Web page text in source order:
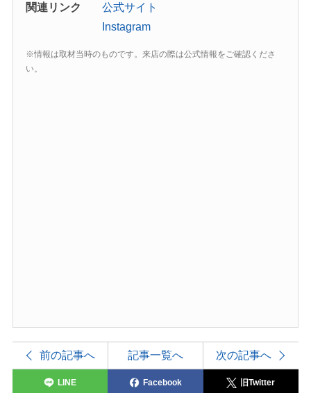
関連リンク
公式サイト
Instagram
※情報は取材当時のものです。来店の際は公式情報をご確認くださ
い。
前の記事へ 記事一覧へ 次の記事へ
LINE Facebook 旧Twitter